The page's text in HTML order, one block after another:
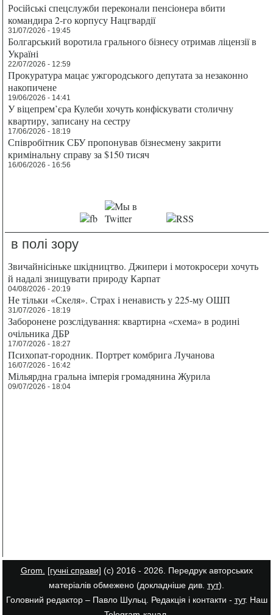
Російські спецслужби переконали пенсіонера вбити
командира 2-го корпусу Нацгвардії
31/07/2026 - 19:45
Болгарський воротила грального бізнесу отримав ліцензії в
Україні
22/07/2026 - 12:59
Прокуратура мацає ужгородського депутата за незаконно
накопичене
19/06/2026 - 14:41
У віцепрем’єра Кулеби хочуть конфіскувати столичну
квартиру, записану на сестру
17/06/2026 - 18:19
Співробітник СБУ пропонував бізнесмену закрити
кримінальну справу за $150 тисяч
16/06/2026 - 16:56
в полі зору
Звичайнісіньке шкідництво. Джипери і мотокросери хочуть
й надалі знищувати природу Карпат
04/08/2026 - 20:19
Не тільки «Скеля». Страх і ненависть у 225-му ОШП
31/07/2026 - 18:19
Заборонене розслідування: квартирна «схема» в родині
очільника ДБР
17/07/2026 - 18:27
Психопат-городник. Портрет комбрига Лучанова
16/07/2026 - 16:42
Мільярдна гральна імперія громадянина Журила
09/07/2026 - 18:04
Grom. [гучні справи] (с) 2016 - 2026. Передрук авторських
матеріалів обмежено (докладніше див. тут).
Головний редактор – Павло Шульц. Редакція і контакти - тут. Наш